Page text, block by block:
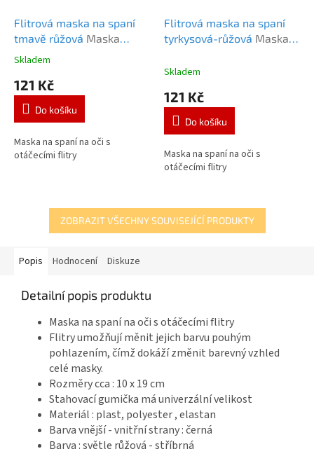
Flitrová maska na spaní
tmavě růžová Maska
FLITR tm.růžová
Průměrné
produktu
5,0
5
hvězdiček.
Skladem
121 Kč
Do košíku
Maska na spaní na oči s
otáčecími flitry
Flitrová maska na spaní
tyrkysová-růžová Maska
Skladem
121 Kč
Do košíku
Maska na spaní na oči s
otáčecími flitry
ZOBRAZIT VŠECHNY SOUVISEJÍCÍ PRODUKTY
Popis Hodnocení Diskuze
Detailní popis produktu
Maska na spaní na oči s otáčecími flitry
Flitry umožňují měnit jejich barvu pouhým
pohlazením, čímž dokáží změnit barevný vzhled
celé masky.
Rozměry cca : 10 x 19 cm
Stahovací gumička má univerzální velikost
Materiál : plast, polyester , elastan
Barva vnější - vnitřní strany : černá
Barva : světle růžová - stříbrná